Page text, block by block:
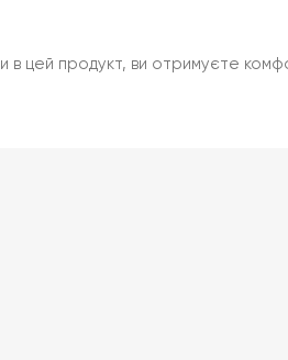
цей продукт, ви отримуєте